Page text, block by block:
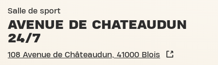
Salle de sport
AVENUE DE CHATEAUDUN
24/7
108 Avenue de Châteaudun, 41000 Blois